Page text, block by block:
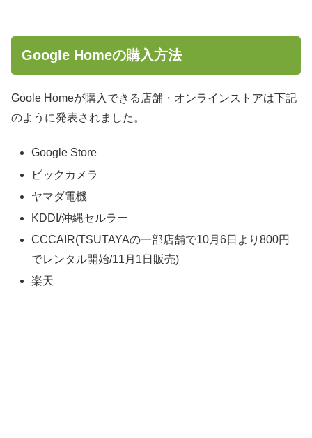
Google Homeの購入方法
Goole Homeが購入できる店舗・オンラインストアは下記
のように発表されました。
Google Store
ビックカメラ
ヤマダ電機
KDDI/沖縄セルラー
CCCAIR(TSUTAYAの一部店舗で10月6日より800円
でレンタル開始/11月1日販売)
楽天